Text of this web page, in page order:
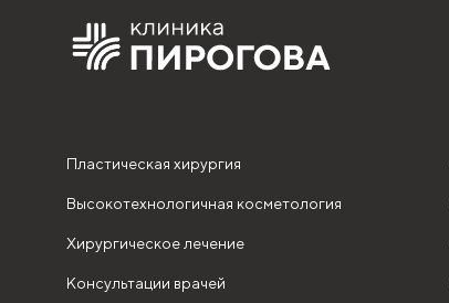
Пластическая хирургия
Высокотехнологичная косметология
Хирургическое лечение
Консультации врачей